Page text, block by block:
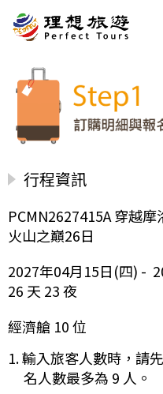
行程資訊
PCMN2627415A 穿越
火山之巔26日
2027年04月15日(四) -
26 天 23 夜
經濟艙 10 位
1. 輸入旅客人數時，請
名人數最多為 9 人。